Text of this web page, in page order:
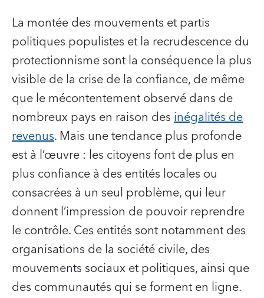
La montée des mouvements et partis
politiques populistes et la recrudescence du
protectionnisme sont la conséquence la plus
visible de la crise de la confiance, de même
que le mécontentement observé dans de
nombreux pays en raison desinégalités de
revenus. Mais une tendance plus profonde
est à l’œuvre : les citoyens font de plus en
plus confiance à des entités locales ou
consacrées à un seul problème, qui leur
donnent l’impression de pouvoir reprendre
le contrôle. Ces entités sont notamment des
organisations de la société civile, des
mouvements sociaux et politiques, ainsi que
des communautés qui se forment en ligne.